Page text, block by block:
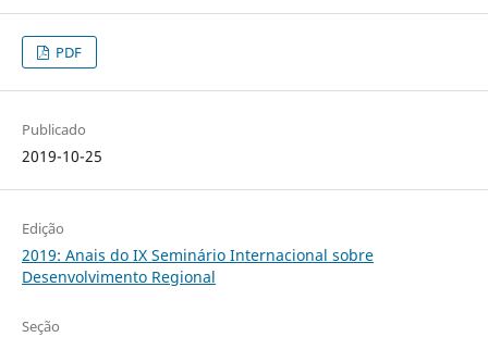
PDF
Publicado
2019-10-25
Edição
2019: Anais do IX Seminário Internacional sobre
Desenvolvimento Regional
Seção